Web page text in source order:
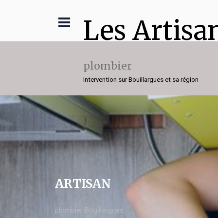
Les
plombier
Intervention sur Bouillargues et sa région
ARTISAN
plombier Bouillargues